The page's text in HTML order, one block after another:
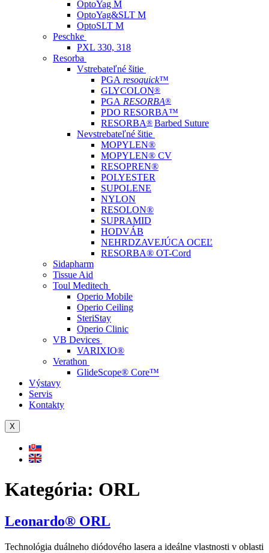
OptoYag M
OptoYag&SLT M
OptoSLT M
Peschke
PXL 330, 318
Resorba
Vstrebateľné šitie
PGA resoquick™
GLYCOLON®
PGA RESORBA®
PDO RESORBA™
RESORBA® Barbed Suture
Nevstrebateľné šitie
MOPYLEN®
MOPYLEN® CV
RESOPREN®
POLYESTER
SUPOLENE
NYLON
RESOLON®
SUPRAMID
HODVÁB
NEHRDZAVEJÚCA OCEĽ
RESORBA® OT-Cord
Sidapharm
Tissue Aid
Toul Meditech
Operio Mobile
Operio Ceiling
SteriStay
Operio Clinic
VB Devices
VARIXIO®
Verathon
GlideScope® Core™
Výstavy
Servis
Kontakty
X
Kategória: ORL
Leonardo® ORL
Technológia duálneho diódového lasera a ideálne vlastnosti v oblasti